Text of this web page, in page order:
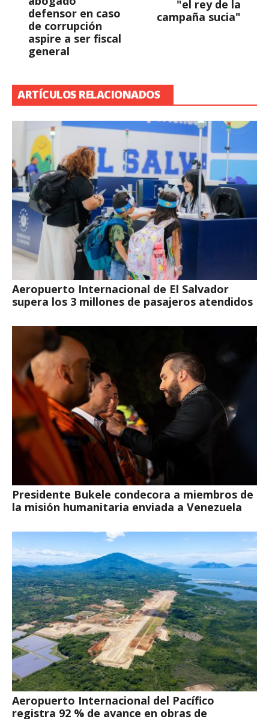
defensor en caso
de corrupción
aspire a ser fiscal
general
"el rey de la
campaña sucia"
ARTÍCULOS RELACIONADOS
Aeropuerto Internacional de El Salvador
supera los 3 millones de pasajeros atendidos
Presidente Bukele condecora a miembros de
la misión humanitaria enviada a Venezuela
Aeropuerto Internacional del Pacífico
registra 92 % de avance en obras de